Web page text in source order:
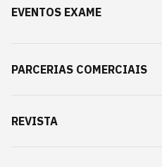
EVENTOS EXAME
PARCERIAS COMERCIAIS
REVISTA